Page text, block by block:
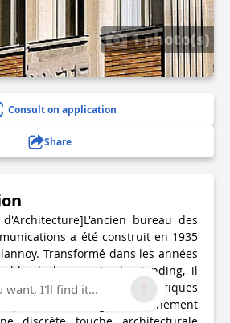
1 photo(s)
Consult on application
Share
bureau des
a été construit en 1935
Transformé dans les années
de logements de standing, il
Art Déco ( pan coupé, briques
porte en fer forgé, couronnement
want, I'll find it...